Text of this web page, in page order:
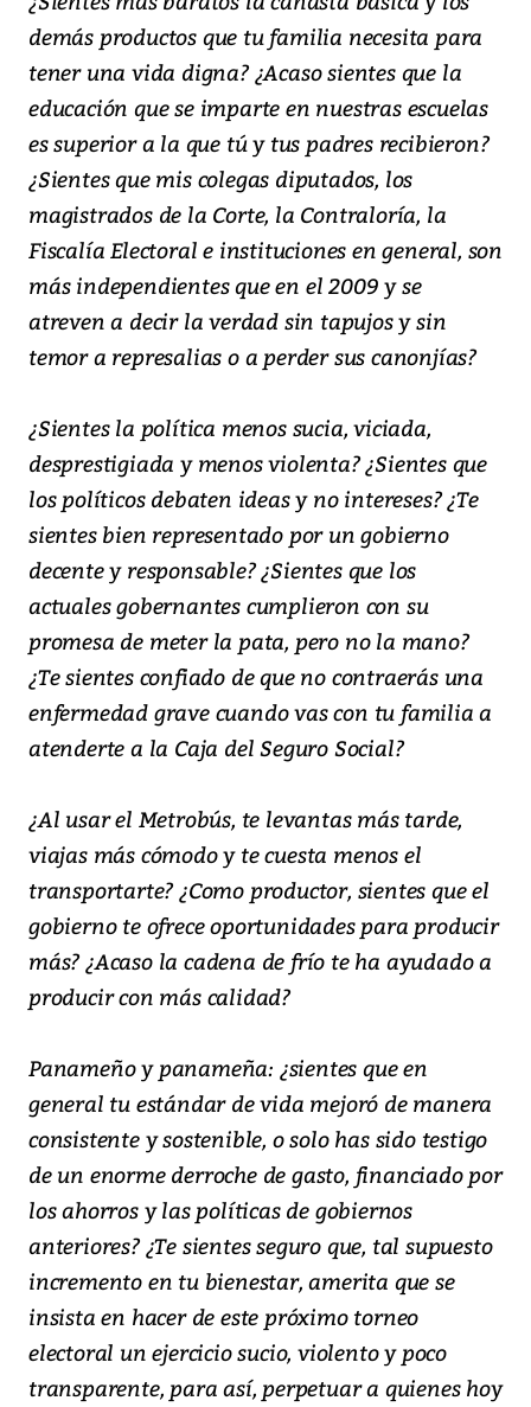
demás productos que tu familia necesita para
tener una vida digna? ¿Acaso sientes que la
educación que se imparte en nuestras escuelas
es superior a la que tú y tus padres recibieron?
¿Sientes que mis colegas diputados, los
magistrados de la Corte, la Contraloría, la
Fiscalía Electoral e instituciones en general, son
más independientes que en el 2009 y se
atreven a decir la verdad sin tapujos y sin
temor a represalias o a perder sus canonjías?
¿Sientes la política menos sucia, viciada,
desprestigiada y menos violenta? ¿Sientes que
los políticos debaten ideas y no intereses? ¿Te
sientes bien representado por un gobierno
decente y responsable? ¿Sientes que los
actuales gobernantes cumplieron con su
promesa de meter la pata, pero no la mano?
¿Te sientes confiado de que no contraerás una
enfermedad grave cuando vas con tu familia a
atenderte a la Caja del Seguro Social?
¿Al usar el Metrobús, te levantas más tarde,
viajas más cómodo y te cuesta menos el
transportarte? ¿Como productor, sientes que el
gobierno te ofrece oportunidades para producir
más? ¿Acaso la cadena de frío te ha ayudado a
producir con más calidad?
Panameño y panameña: ¿sientes que en
general tu estándar de vida mejoró de manera
consistente y sostenible, o solo has sido testigo
de un enorme derroche de gasto, financiado por
los ahorros y las políticas de gobiernos
anteriores? ¿Te sientes seguro que, tal supuesto
incremento en tu bienestar, amerita que se
insista en hacer de este próximo torneo
electoral un ejercicio sucio, violento y poco
transparente, para así, perpetuar a quienes hoy